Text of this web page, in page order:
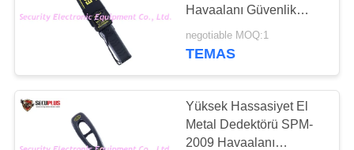
PRIVACY
Explosives Detector
Havaalanı Güvenlik
Denetimi
negotiable MOQ:1
TEMAS
Yüksek Hassasiyet El
Metal Dedektörü SPM-
2009 Havaalanı